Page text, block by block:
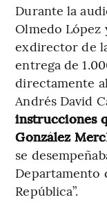
Durante la
Olmedo
exdirector de
entrega de
directamente
Andrés David
instrucciones
González
se
Departamento
República”.